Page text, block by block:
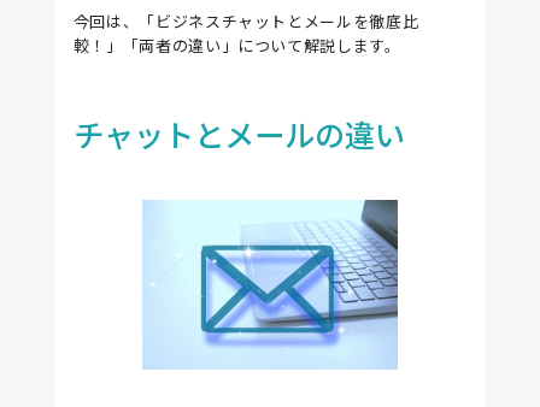
今回は、「ビジネスチャットとメールを徹底比
較！」「両者の違い」について解説します。
チャットとメールの違い